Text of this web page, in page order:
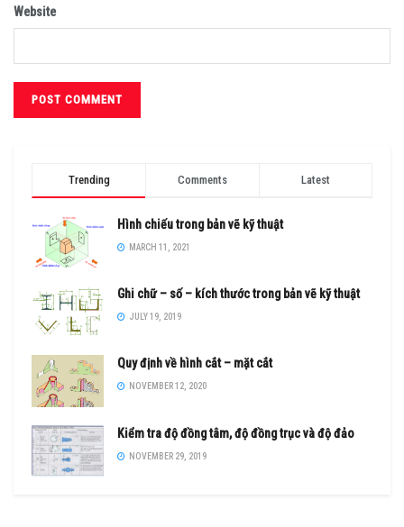
Website
Trending Comments Latest
Hình chiếu trong bản vẽ kỹ thuật
MARCH 11, 2021
Ghi chữ – số – kích thước trong bản vẽ kỹ thuật
JULY 19, 2019
Quy định về hình cắt – mặt cắt
NOVEMBER 12, 2020
Kiểm tra độ đồng tâm, độ đồng trục và độ đảo
NOVEMBER 29, 2019